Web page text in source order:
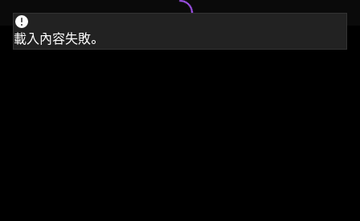
載入內容失敗。